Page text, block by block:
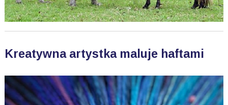
Kreatywna artystka maluje haftami